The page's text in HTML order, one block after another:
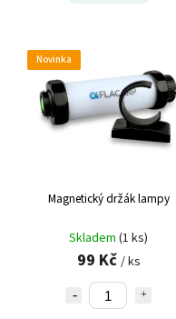
Novinka
Magnetický držák lampy
Skladem (1 ks)
99 Kč / ks